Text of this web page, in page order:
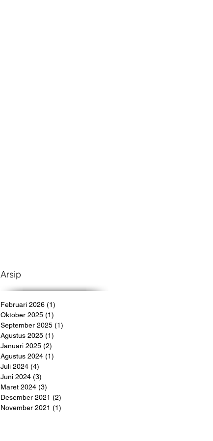
Arsip
Februari 2026 (1)
Oktober 2025 (1)
September 2025 (1)
Agustus 2025 (1)
Januari 2025 (2)
Agustus 2024 (1)
Juli 2024 (4)
Juni 2024 (3)
Maret 2024 (3)
Desember 2021 (2)
November 2021 (1)